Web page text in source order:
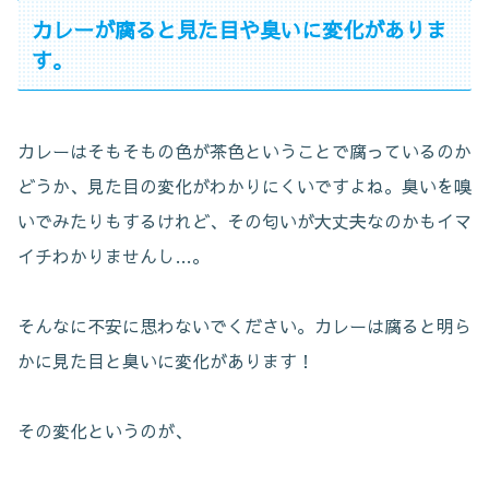
カレーが腐ると見た目や臭いに変化がありま
す。
カレーはそもそもの色が茶色ということで腐っているのか
どうか、見た目の変化がわかりにくいですよね。臭いを嗅
いでみたりもするけれど、その匂いが大丈夫なのかもイマ
イチわかりませんし…。
そんなに不安に思わないでください。カレーは腐ると明ら
かに見た目と臭いに変化があります！
その変化というのが、